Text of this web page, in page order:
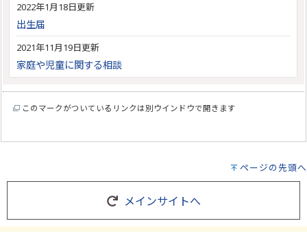
2022年1月18日更新
出生届
2021年11月19日更新
家庭や児童に関する相談
このマークがついているリンクは別ウインドウで開きます
ページの先頭へ
メインサイトへ